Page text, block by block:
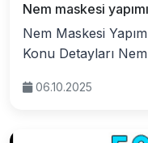
Nem maskesi
Nem Maskesi
Konu Detayları
06.10.2025